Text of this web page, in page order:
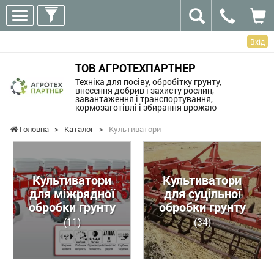
Вхід
ТОВ АГРОТЕХПАРТНЕР
Техніка для посіву, обробітку грунту,
внесення добрив і захисту рослин,
завантаження і транспортування,
кормозаготівлі і збирання врожаю
Головна > Каталог > Культиватори
Культиватори
для міжрядної
обробки грунту
(11)
Культиватори
для суцільної
обробки грунту
(34)